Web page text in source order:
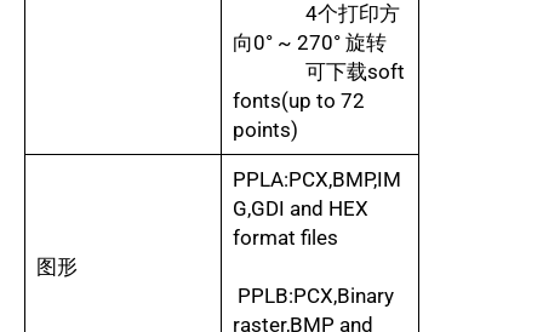
4个打印方
向0° ~ 270° 旋转
可下载soft
fonts(up to 72
points)
图形
PPLA:PCX,BMP,IM
G,GDI and HEX
format files
PPLB:PCX,Binary
raster,BMP and